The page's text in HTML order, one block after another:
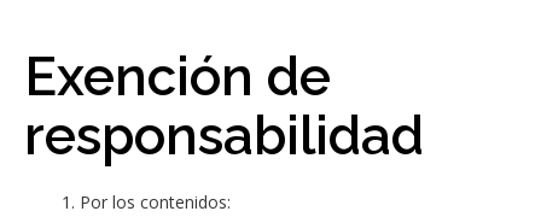
Exención de
responsabilidad
Por los contenidos: